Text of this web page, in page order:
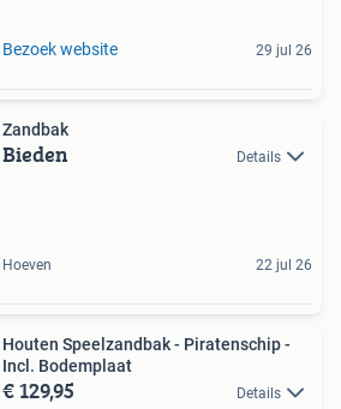
Bezoek website 29 jul 26
Zandbak
Bieden Details
Hoeven 22 jul 26
Houten Speelzandbak - Piratenschip -
Incl. Bodemplaat
€ 129,95 Details